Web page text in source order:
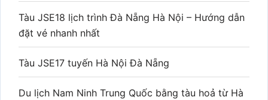
Tàu JSE18 lịch trình Đà Nẵng Hà Nội – Hướng dẫn
đặt vé nhanh nhất
Tàu JSE17 tuyến Hà Nội Đà Nẵng
Du lịch Nam Ninh Trung Quốc bằng tàu hoả từ Hà